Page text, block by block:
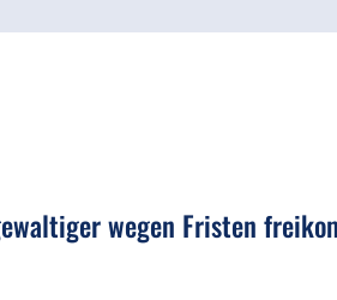
wegen Fristen